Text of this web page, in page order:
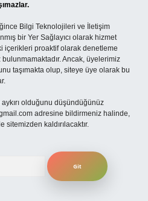
Bilgi Teknolojileri ve İletişim
bir Yer Sağlayıcı olarak hizmet
içerikleri proaktif olarak denetleme
Ancak, üyelerimiz
taşımakta olup, siteye üye olarak bu
olduğunu düşündüğünüz
adresine bildirmeniz halinde,
kaldırılacaktır.